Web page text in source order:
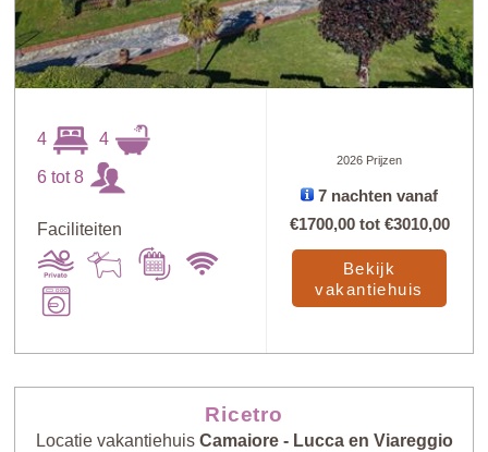
4 4
6 tot 8
Faciliteiten
2026 Prijzen
7 nachten vanaf
€1700,00tot €3010,00
Bekijk
vakantiehuis
Ricetro
Locatie vakantiehuis Camaiore - Lucca en Viareggio